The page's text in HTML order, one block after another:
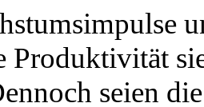
Produktivität
seien